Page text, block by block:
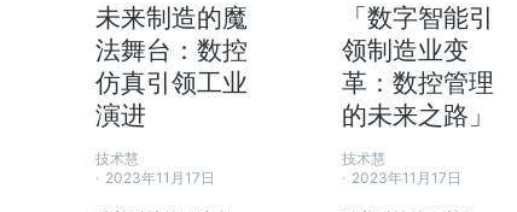
未来制造的魔
法舞台：数控
仿真引领工业
演进
技术慧
2023年11月17日
「数字智能引
领制造业变
革：数控管理
的未来之路」
技术慧
2023年11月17日